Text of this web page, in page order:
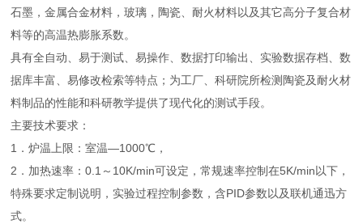
石墨，金属合金材料，玻璃，陶瓷、耐火材料以及其它高分子复合材
料等的高温热膨胀系数。
具有全自动、易于测试、易操作、数据打印输出、实验数据存档、数
据库丰富、易修改检索等特点；为工厂、科研院所检测陶瓷及耐火材
料制品的性能和科研教学提供了现代化的测试手段。
主要技术要求：
1．炉温上限：室温—1000℃，
2．加热速率：0.1～10K/min可设定，常规速率控制在5K/min以下，
特殊要求定制说明，实验过程控制参数，含PID参数以及联机通迅方
式。